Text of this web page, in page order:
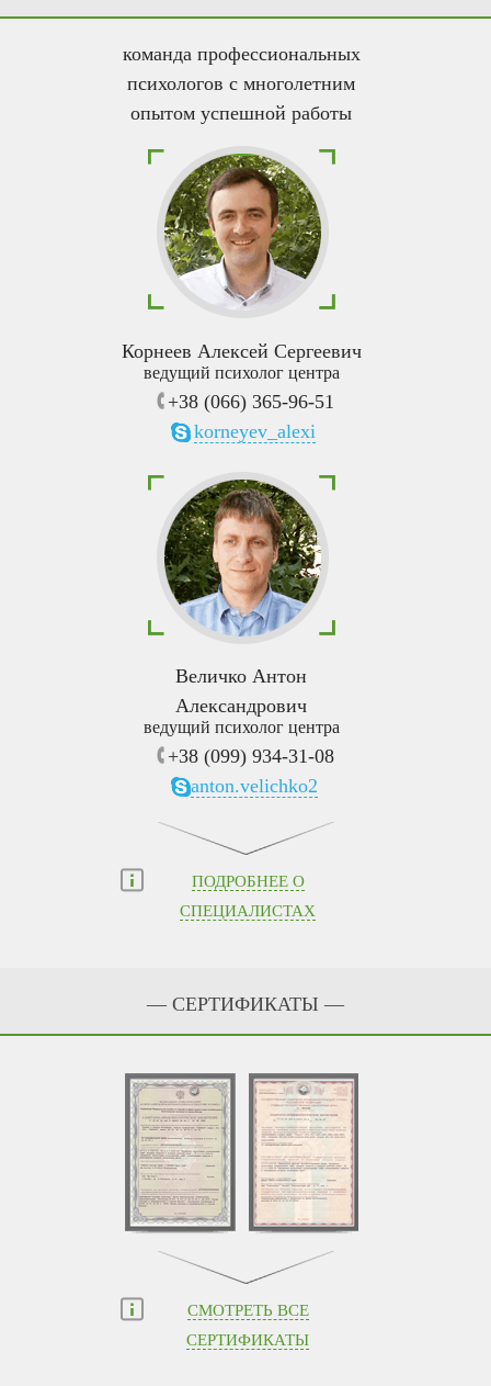
команда профессиональных
психологов с многолетним
опытом успешной работы
Корнеев Алексей Сергеевич
ведущий психолог центра
+38 (066) 365-96-51
korneyev_alexi
Величко Антон
Александрович
ведущий психолог центра
+38 (099) 934-31-08
anton.velichko2
ПОДРОБНЕЕ О
СПЕЦИАЛИСТАХ
— СЕРТИФИКАТЫ —
СМОТРЕТЬ ВСЕ
СЕРТИФИКАТЫ